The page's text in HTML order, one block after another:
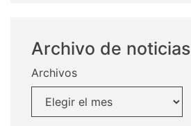
Archivo de noticias
Archivos